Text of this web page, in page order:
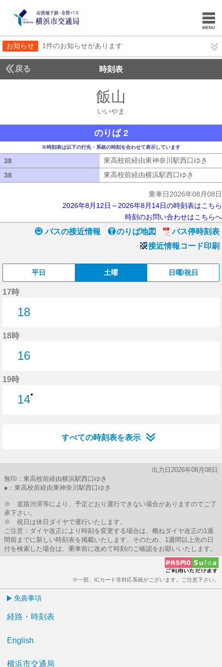
お知らせ 1件のお知らせがあります
戻る 時刻表
飯山
いいやま
のりば 2
※時刻表は以下の行先・系統の時刻を合わせて表示しています
38 東高校前経由東神奈川駅西口ゆき
38
東高校前経由横浜駅西口ゆき
乗車日2026年08月08日
2026年8月12日～2026年8月14日の時刻表はこちら
時刻のお問い合わせはこちらへ
バスの接近情報 のりば地図
バス停時刻表
接近情報コード印刷
平日 土曜 日曜/祝日
17時
18
18時
16
19時
14●
すべての時刻表を表示
出力日2026年08月08日
無印：東高校前経由横浜駅西口ゆき
●：東高校前経由東神奈川駅西口ゆき
※ 道路渋滞等により、予定どおり運行できない場合がありますのでご了
承下さい。
※ 祝日は休日ダイヤで運行いたします。
ご注意：ダイヤ改正により時刻を変更する場合は、概ねダイヤ改正の1週
間前までに新しい時刻表を掲載いたします。そのため、1週間以上先の日
付を検索した場合は、乗車前に改めて時刻のご確認をお願いいたします。
※一部、ICカード非対応系統がございます。ご注意下さい。
免責事項
経路・時刻表
English
横浜市交通局